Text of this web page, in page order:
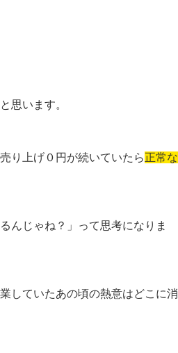
思います。
り上げ０円が続いていたら正常な
んじゃね？」って思考になりま
していたあの頃の熱意はどこに消